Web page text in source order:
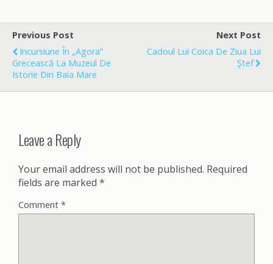
b
o
o
k
l
e
Previous Post
Incursiune În „Agora”
Grecească La Muzeul De
Istorie Din Baia Mare
Next Post
Cadoul Lui Coica De Ziua Lui
Ştef
Leave a Reply
Your email address will not be published. Required
fields are marked *
Comment *